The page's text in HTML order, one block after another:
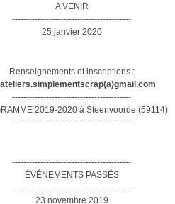
A VENIR
------------------------------------------
25 janvier 2020
Renseignements et inscriptions :
------------------------------------------
2019-2020 à Steenvoorde (59114)
------------------------------------------
------------------------------------------
ÉVÉNEMENTS PASSÉS
------------------------------------------
23 novembre 2019